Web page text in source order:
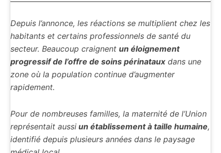
Depuis l’annonce, les réactions se multiplient chez les
habitants et certains professionnels de santé du
secteur. Beaucoup craignent un éloignement
progressif de l’offre de soins périnataux dans une
zone où la population continue d’augmenter
rapidement.
Pour de nombreuses familles, la maternité de l’Union
représentait aussi un établissement à taille humaine,
identifié depuis plusieurs années dans le paysage